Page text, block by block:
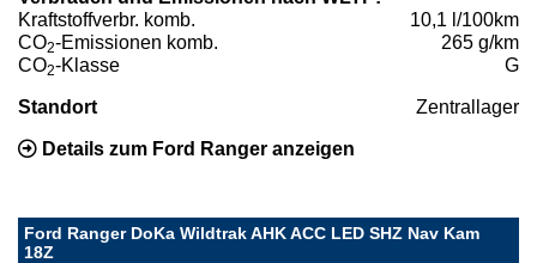
Kraftstoffverbr. komb.
10,1 l/100km
CO2-Emissionen komb.
265 g/km
CO2-Klasse G
Standort Zentrallager
Details zum Ford Ranger anzeigen
Ford Ranger DoKa Wildtrak AHK ACC LED SHZ Nav Kam
18Z